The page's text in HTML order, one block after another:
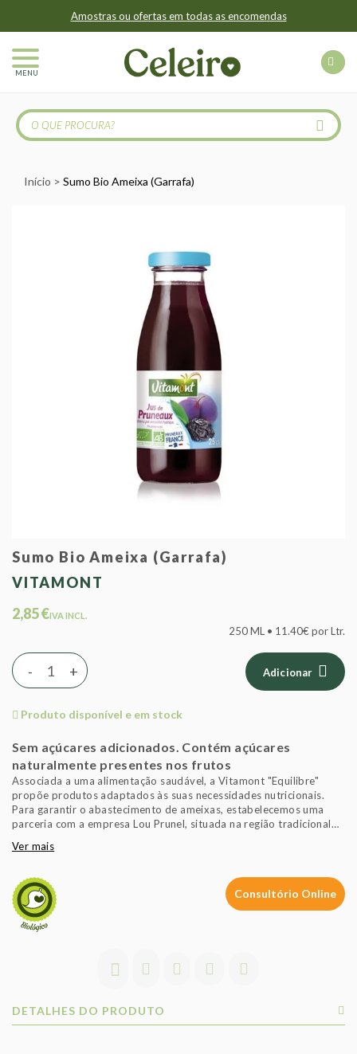
Amostras ou ofertas em todas as encomendas
MENU
Início Sumo Bio Ameixa (Garrafa)
Sumo Bio Ameixa (Garrafa)
VITAMONT
2,85 €IVA INCL.
250 ML • 11.40€ por Ltr.
+
- Adicionar
Produto disponível e em stock
Sem açúcares adicionados. Contém açúcares
naturalmente presentes nos frutos
Associada a uma alimentação saudável, a Vitamont "Equilibre"
propõe produtos adaptados às suas necessidades nutricionais.
Para garantir o abastecimento de ameixas, estabelecemos uma
parceria com a empresa Lou Prunel, situada na região tradicional
quase 30 anos.
Ver mais
Consultório Online
DETALHES DO PRODUTO